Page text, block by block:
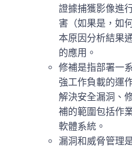
證據捕獲影像進
害（如果是，如
本原因分析結果
的應用。
修補是指部署一
強工作負載的運
解決安全漏洞、
補的範圍包括作
軟體系統。
漏洞和威脅管理